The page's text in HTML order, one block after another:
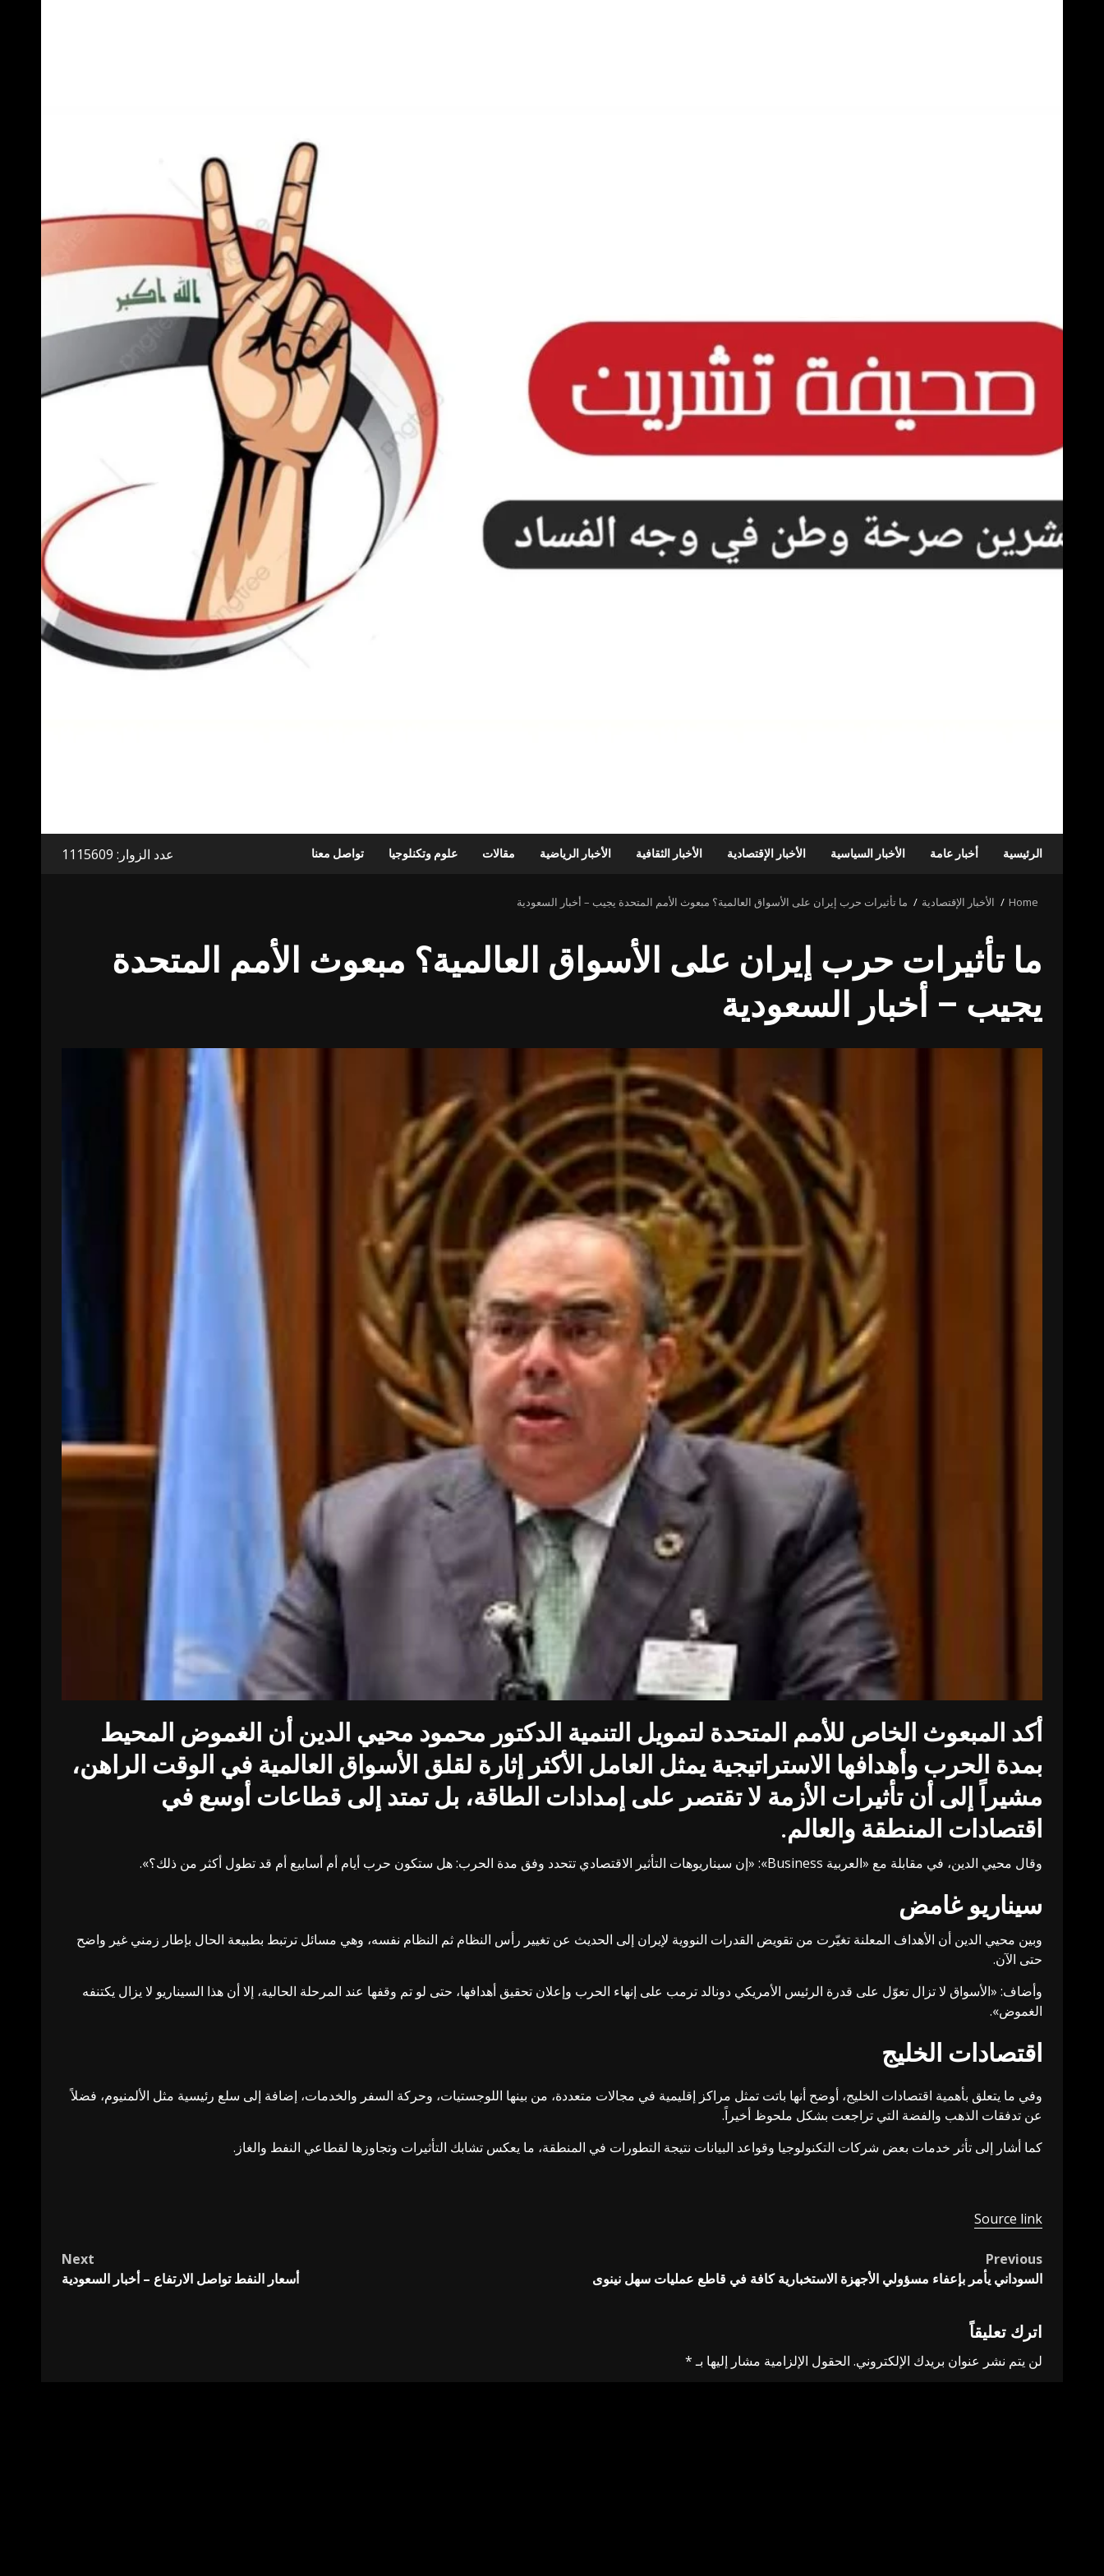
الرئيسية أخبار عامة الأخبار السياسية الأخبار الإقتصادية الأخبار الثقافية الأخبار الرياضية مقالات علوم وتكنلوجيا تواصل معنا عدد الزوار: 1115609
Home الأخبار الإقتصادية ما تأثيرات حرب إيران على الأسواق العالمية؟ مبعوث الأمم المتحدة يجيب – أخبار السعودية
ما تأثيرات حرب إيران على الأسواق العالمية؟ مبعوث الأمم المتحدة
يجيب – أخبار السعودية
أكد المبعوث الخاص للأمم المتحدة لتمويل التنمية الدكتور محمود محيي الدين أن الغموض المحيط
بمدة الحرب وأهدافها الاستراتيجية يمثل العامل الأكثر إثارة لقلق الأسواق العالمية في الوقت الراهن،
مشيراً إلى أن تأثيرات الأزمة لا تقتصر على إمدادات الطاقة، بل تمتد إلى قطاعات أوسع في
اقتصادات المنطقة والعالم.
وقال محيي الدين، في مقابلة مع «العربية Business»: «إن سيناريوهات التأثير الاقتصادي تتحدد وفق مدة الحرب: هل ستكون حرب أيام أم أسابيع أم قد تطول أكثر من ذلك؟».
سيناريو غامض
وبين محيي الدين أن الأهداف المعلنة تغيّرت من تقويض القدرات النووية لإيران إلى الحديث عن تغيير رأس النظام ثم النظام نفسه، وهي مسائل ترتبط بطبيعة الحال بإطار زمني غير واضح
حتى الآن.
وأضاف: «الأسواق لا تزال تعوّل على قدرة الرئيس الأمريكي دونالد ترمب على إنهاء الحرب وإعلان تحقيق أهدافها، حتى لو تم وقفها عند المرحلة الحالية، إلا أن هذا السيناريو لا يزال يكتنفه
الغموض».
اقتصادات الخليج
وفي ما يتعلق بأهمية اقتصادات الخليج، أوضح أنها باتت تمثل مراكز إقليمية في مجالات متعددة، من بينها اللوجستيات، وحركة السفر والخدمات، إضافة إلى سلع رئيسية مثل الألمنيوم، فضلاً
عن تدفقات الذهب والفضة التي تراجعت بشكل ملحوظ أخيراً.
كما أشار إلى تأثر خدمات بعض شركات التكنولوجيا وقواعد البيانات نتيجة التطورات في المنطقة، ما يعكس تشابك التأثيرات وتجاوزها لقطاعي النفط والغاز.
Source link
Post
navigation
Previous
السوداني يأمر بإعفاء مسؤولي الأجهزة الاستخبارية كافة في قاطع عمليات سهل نينوى
Next
أسعار النفط تواصل الارتفاع – أخبار السعودية
اترك تعليقاً
لن يتم نشر عنوان بريدك الإلكتروني. الحقول الإلزامية مشار إليها بـ*